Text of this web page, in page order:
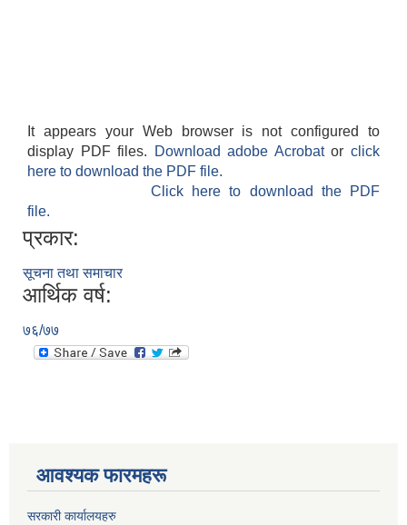
It appears your Web browser is not configured to
display PDF files.
Download adobe Acrobatorclick
here to download the PDF file.
Click here to download the PDF
file.
प्रकार:
सूचना तथा समाचार
आर्थिक वर्ष:
७६/७७
आवश्यक फारमहरू
सरकारी कार्यालयहरु